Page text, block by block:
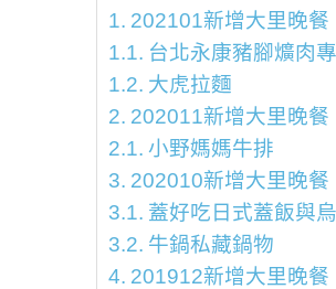
202101新增大里晚餐
台北永康豬腳爌肉
大虎拉麵
202011新增大里晚餐
小野媽媽牛排
202010新增大里晚餐
蓋好吃日式蓋飯與
牛鍋私藏鍋物
201912新增大里晚餐